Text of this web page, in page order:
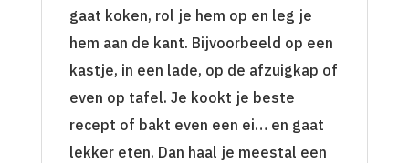
gaat koken, rol je hem op en leg je
hem aan de kant. Bijvoorbeeld op een
kastje, in een lade, op de afzuigkap of
even op tafel. Je kookt je beste
recept of bakt even een ei… en gaat
lekker eten. Dan haal je meestal een